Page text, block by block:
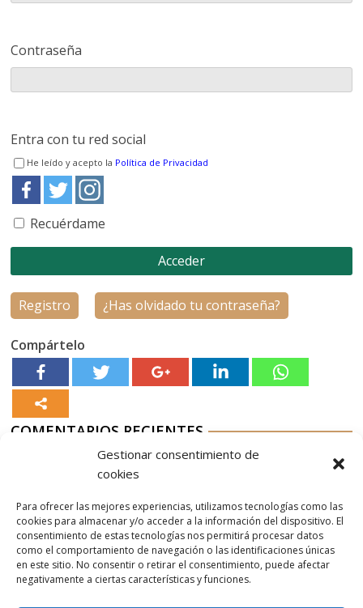
Gestionar consentimiento de
cookies
Para ofrecer las mejores experiencias, utilizamos tecnologías como las
cookies para almacenar y/o acceder a la información del dispositivo. El
consentimiento de estas tecnologías nos permitirá procesar datos
como el comportamiento de navegación o las identificaciones únicas
en este sitio. No consentir o retirar el consentimiento, puede afectar
negativamente a ciertas características y funciones.
Contraseña
Entra con tu red social
He leído y acepto la Política de Privacidad
Recuérdame
Registro ¿Has olvidado tu contraseña?
Compártelo
COMENTARIOS RECIENTES
Nordés Vermouth Rojo
Aurelio G-MenNordés Vermouth Rojo
AitorenNordés Vermouth Rojo
Aurelio G-M en Nordés Vermouth Rojo